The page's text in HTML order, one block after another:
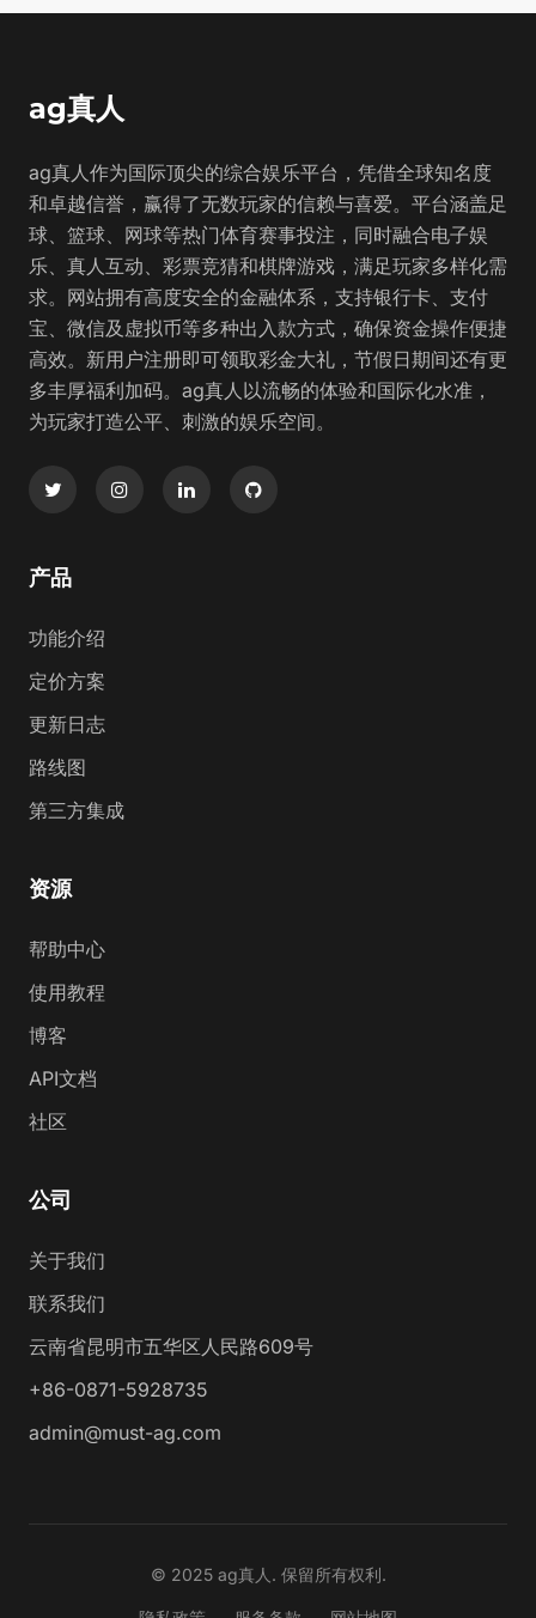
ag真人
ag真人作为国际顶尖的综合娱乐平台，凭借全球知名度
和卓越信誉，赢得了无数玩家的信赖与喜爱。平台涵盖足
球、篮球、网球等热门体育赛事投注，同时融合电子娱
乐、真人互动、彩票竞猜和棋牌游戏，满足玩家多样化需
求。网站拥有高度安全的金融体系，支持银行卡、支付
宝、微信及虚拟币等多种出入款方式，确保资金操作便捷
高效。新用户注册即可领取彩金大礼，节假日期间还有更
多丰厚福利加码。ag真人以流畅的体验和国际化水准，
为玩家打造公平、刺激的娱乐空间。
产品
功能介绍
定价方案
更新日志
路线图
第三方集成
资源
帮助中心
使用教程
博客
API文档
社区
公司
关于我们
联系我们
云南省昆明市五华区人民路609号
+86-0871-5928735
admin@must-ag.com
© 2025 ag真人. 保留所有权利.